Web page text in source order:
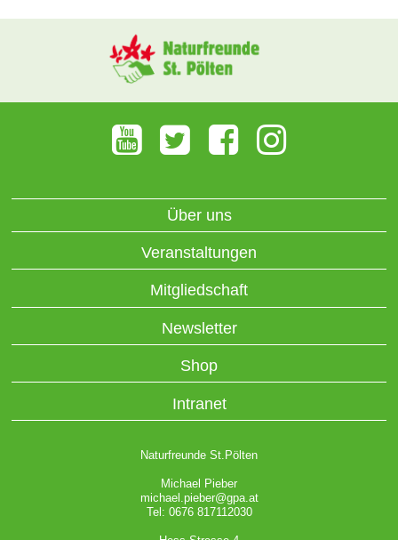
Über uns
Veranstaltungen
Mitgliedschaft
Newsletter
Shop
Intranet
Naturfreunde St.Pölten
Michael Pieber
michael.pieber@gpa.at
Tel: 0676 817112030